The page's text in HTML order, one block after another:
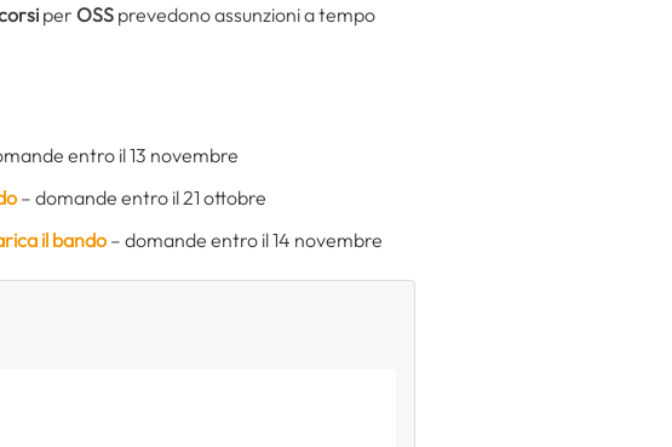
per OSS prevedono assunzioni a tempo
entro il 13 novembre
– domande entro il 21 ottobre
il bando– domande entro il 14 novembre